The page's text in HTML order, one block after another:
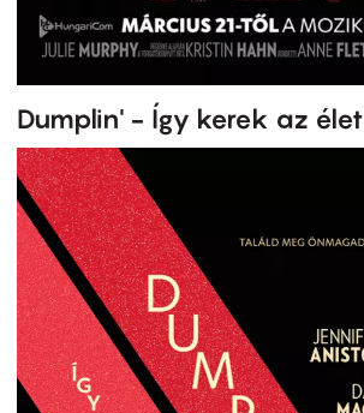
Dumplin' - Így kerek az élet